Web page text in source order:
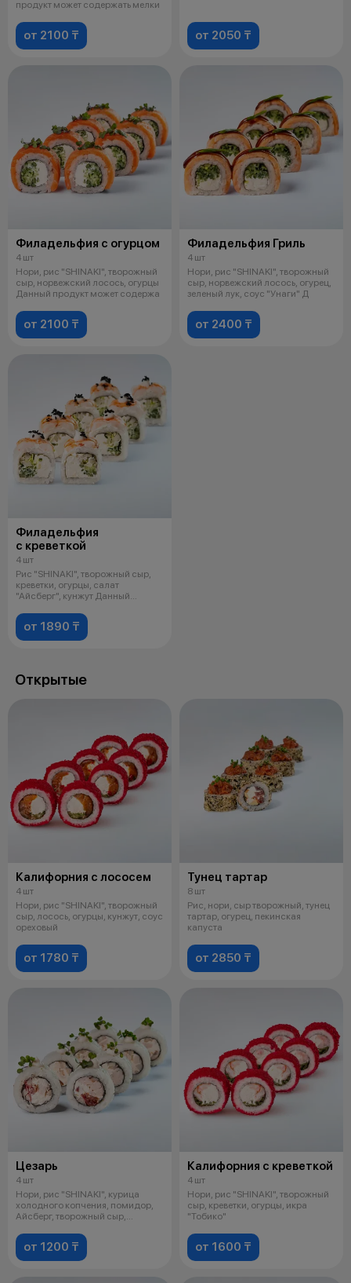
продукт может содержать мелки
от 2100 ₸ от 2050 ₸
Филадельфия с огурцом
4 шт
Нори, рис "SHINAKI", творожный
сыр, норвежский лосось, огурцы
Данный продукт может содержа
от 2100 ₸
Филадельфия Гриль
4 шт
Нори, рис "SHINAKI", творожный
сыр, норвежский лосось, огурец,
зеленый лук, соус "Унаги" Д
от 2400 ₸
Филадельфия
с креветкой
4 шт
Рис "SHINAKI", творожный сыр,
креветки, огурцы, салат
"Айсберг", кунжут Данный
от 1890 ₸
Открытые
Калифорния с лососем
4 шт
Нори, рис "SHINAKI", творожный
сыр, лосось, огурцы, кунжут, соус
ореховый
от 1780 ₸
Тунец тартар
8 шт
Рис, нори, сыр творожный, тунец
тартар, огурец, пекинская
капуста
от 2850 ₸
Цезарь
4 шт
Нори, рис "SHINAKI", курица
холодного копчения, помидор,
Айсберг, творожный сыр,
от 1200 ₸
Калифорния с креветкой
4 шт
Нори, рис "SHINAKI", творожный
сыр, креветки, огурцы, икра
"Тобико"
от 1600 ₸